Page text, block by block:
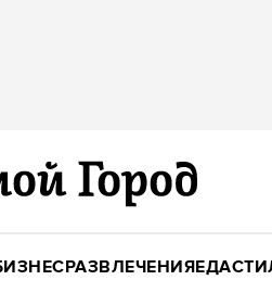
РАЗВЛЕЧЕНИЯЕДА